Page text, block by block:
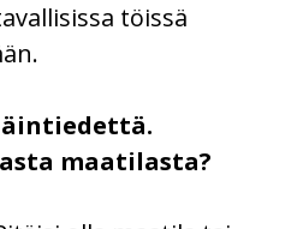
töissä
maatilasta?